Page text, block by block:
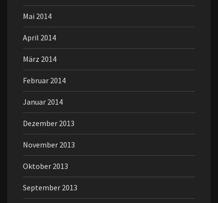
Mai 2014
April 2014
März 2014
Februar 2014
Januar 2014
Dezember 2013
November 2013
Oktober 2013
September 2013